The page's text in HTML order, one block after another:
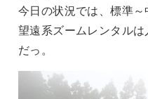
今日の状況では、標準
望遠系ズームレンタル
だっ。